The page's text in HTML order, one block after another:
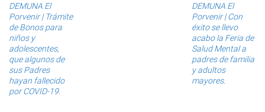
DEMUNA El
Porvenir | Trámite
de Bonos para
niños y
adolescentes,
que algunos de
sus Padres
hayan fallecido
por COVID-19.
DEMUNA El
Porvenir | Con
éxito se llevo
acabo la Feria de
Salud Mental a
padres de familia
y adultos
mayores.